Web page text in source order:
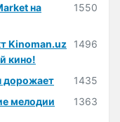
на
1550
Kinoman.uz
кино!
1496
дорожает
1435
мелодии
1363